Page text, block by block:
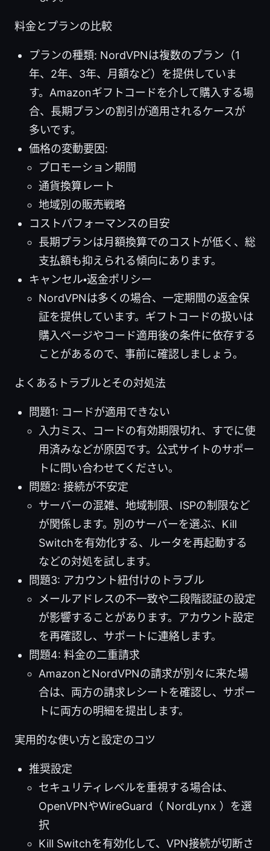
料金とプランの比較
プランの種類: NordVPNは複数のプラン（1
年、2年、3年、月額など）を提供していま
す。Amazonギフトコードを介して購入する場
合、長期プランの割引が適用されるケースが
多いです。
価格の変動要因:
プロモーション期間
通貨換算レート
地域別の販売戦略
コストパフォーマンスの目安
長期プランは月額換算でのコストが低く、総
支払額も抑えられる傾向にあります。
キャンセル・返金ポリシー
NordVPNは多くの場合、一定期間の返金保
証を提供しています。ギフトコードの扱いは
購入ページやコード適用後の条件に依存する
ことがあるので、事前に確認しましょう。
よくあるトラブルとその対処法
問題1: コードが適用できない
入力ミス、コードの有効期限切れ、すでに使
用済みなどが原因です。公式サイトのサポー
トに問い合わせてください。
問題2: 接続が不安定
サーバーの混雑、地域制限、ISPの制限など
が関係します。別のサーバーを選ぶ、Kill
Switchを有効化する、ルータを再起動する
などの対処を試します。
問題3: アカウント紐付けのトラブル
メールアドレスの不一致や二段階認証の設定
が影響することがあります。アカウント設定
を再確認し、サポートに連絡します。
問題4: 料金の二重請求
AmazonとNordVPNの請求が別々に来た場
合は、両方の請求レシートを確認し、サポー
トに両方の明細を提出します。
実用的な使い方と設定のコツ
推奨設定
セキュリティレベルを重視する場合は、
OpenVPNやWireGuard（ NordLynx ）を選
択
Kill Switchを有効化して、VPN接続が切断さ